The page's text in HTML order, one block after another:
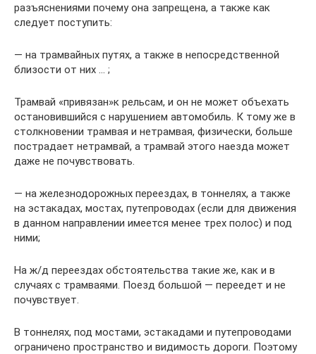
разъяснениями почему она запрещена, а также как
следует поступить:
— на трамвайных путях, а также в непосредственной
близости от них … ;
Трамвай «привязан»к рельсам, и он не может объехать
остановившийся с нарушением автомобиль. К тому же в
столкновении трамвая и нетрамвая, физически, больше
пострадает нетрамвай, а трамвай этого наезда может
даже не почувствовать.
— на железнодорожных переездах, в тоннелях, а также
на эстакадах, мостах, путепроводах (если для движения
в данном направлении имеется менее трех полос) и под
ними;
На ж/д переездах обстоятельства такие же, как и в
случаях с трамваями. Поезд большой — переедет и не
почувствует.
В тоннелях, под мостами, эстакадами и путепроводами
ограничено пространство и видимость дороги. Поэтому